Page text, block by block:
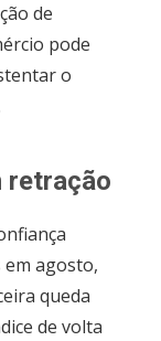
de
pode
o
retração
em agosto,
queda
de volta